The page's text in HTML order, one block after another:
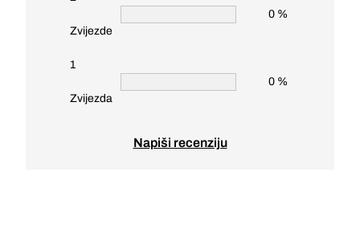
Zvijezde
0 %
1
Zvijezda
0 %
Napiši recenziju